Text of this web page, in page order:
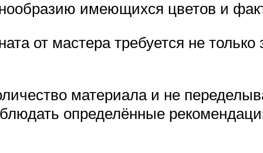
имеющихся цветов и
от мастера требуется не только
материала и не
определённые